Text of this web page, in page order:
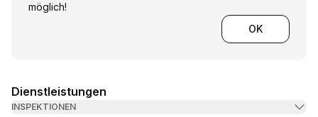
möglich!
OK
Dienstleistungen
INSPEKTIONEN